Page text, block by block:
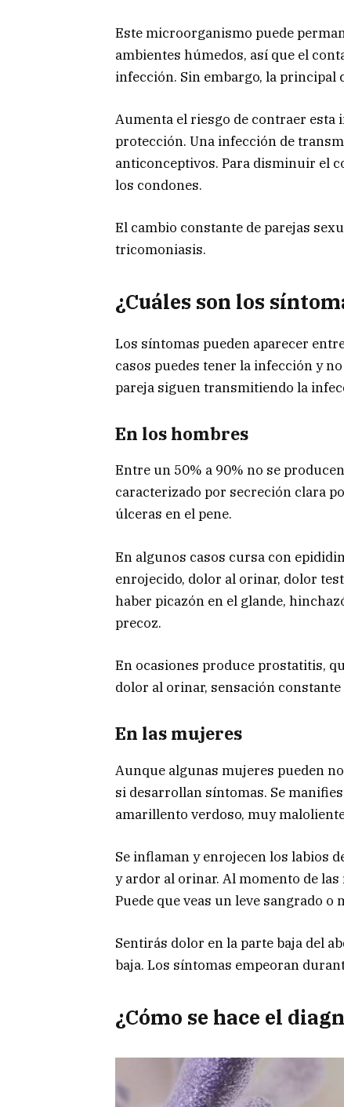
Este microorganismo puede
ambientes húmedos, así que el
infección. Sin embargo, la principal
Aumenta el riesgo de contraer
protección. Una infección de
anticonceptivos. Para disminuir el
los condones.
El cambio constante de parejas
tricomoniasis.
¿Cuáles son los
Los síntomas pueden aparecer
casos puedes tener la infección y
pareja siguen transmitiendo la
En los hombres
Entre un 50% a 90% no se
caracterizado por secreción clara
úlceras en el pene.
En algunos casos cursa con
enrojecido, dolor al orinar, dolor
haber picazón en el glande,
precoz.
En ocasiones produce prostatitis,
dolor al orinar, sensación
En las mujeres
Aunque algunas mujeres pueden
si desarrollan síntomas. Se
amarillento verdoso, muy
Se inflaman y enrojecen los labios
y ardor al orinar. Al momento de
Puede que veas un leve sangrado
Sentirás dolor en la parte baja del
baja. Los síntomas empeoran
¿Cómo se hace el